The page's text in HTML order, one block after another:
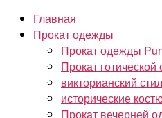
Главная
Прокат одежды
Прокат одежды
Прокат
викторианский
исторические
Прокат вечерней